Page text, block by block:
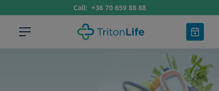
Call: +36 70 659 88 88